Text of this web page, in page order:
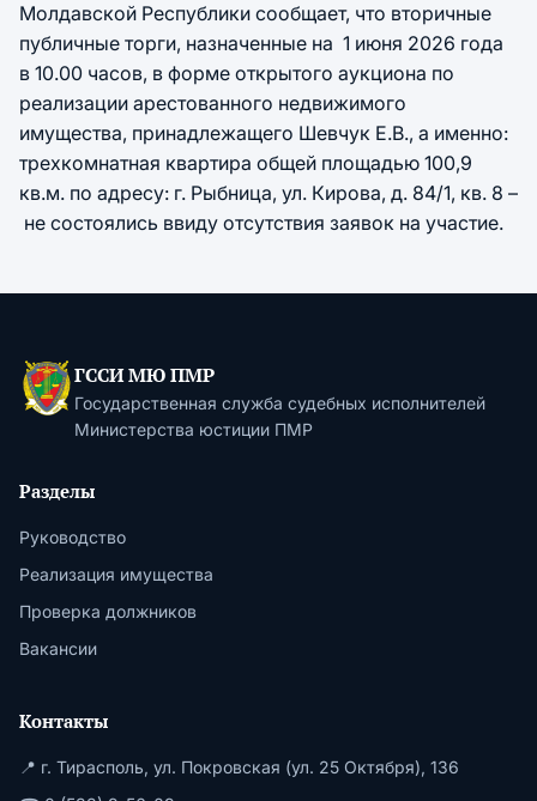
Молдавской Республики сообщает, что вторичные
публичные торги, назначенные на 1 июня 2026 года
в 10.00 часов, в форме открытого аукциона по
реализации арестованного недвижимого
имущества, принадлежащего Шевчук Е.В., а именно:
трехкомнатная квартира общей площадью 100,9
кв.м. по адресу: г. Рыбница, ул. Кирова, д. 84/1, кв. 8 –
не состоялись ввиду отсутствия заявок на участие.
ГССИ МЮ ПМР
Государственная служба судебных исполнителей
Министерства юстиции ПМР
Разделы
Руководство
Реализация имущества
Проверка должников
Вакансии
Контакты
📍 г. Тирасполь, ул. Покровская (ул. 25 Октября), 136